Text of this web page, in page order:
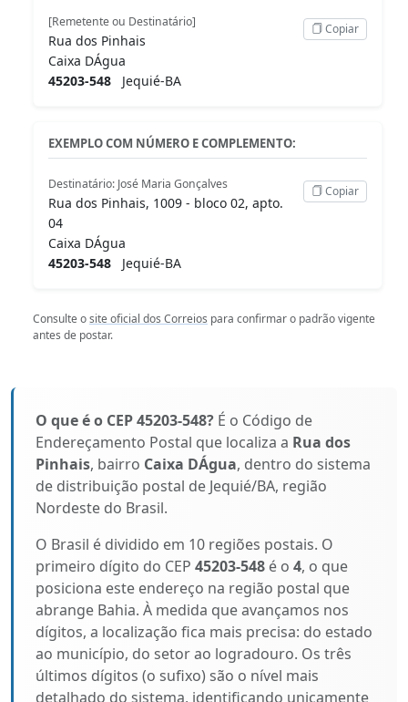
[Remetente ou Destinatário]
Rua dos Pinhais
Caixa DÁgua
45203-548 Jequié-BA
Copiar
EXEMPLO COM NÚMERO E COMPLEMENTO:
Destinatário: José Maria Gonçalves
Rua dos Pinhais, 1009 - bloco 02, apto.
04
Caixa DÁgua
45203-548 Jequié-BA
Copiar
Consulte osite oficial dos Correios para confirmar o padrão vigente
antes de postar.
O que é o CEP 45203-548? É o Código de
Endereçamento Postal que localiza a Rua dos
Pinhais, bairro Caixa DÁgua, dentro do sistema
de distribuição postal de Jequié/BA, região
Nordeste do Brasil.
O Brasil é dividido em 10 regiões postais. O
primeiro dígito do CEP 45203-548 é o 4, o que
posiciona este endereço na região postal que
abrange Bahia. À medida que avançamos nos
dígitos, a localização fica mais precisa: do estado
ao município, do setor ao logradouro. Os três
últimos dígitos (o sufixo) são o nível mais
detalhado do sistema, identificando unicamente